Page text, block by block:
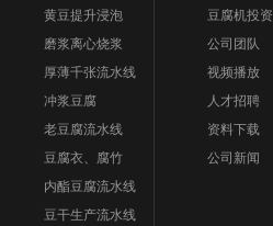
黄豆提升浸泡
磨浆离心烧浆
厚薄千张流水线
冲浆豆腐
老豆腐流水线
豆腐衣、腐竹
内酯豆腐流水线
豆干生产流水线
豆腐机投
公司团队
视频播放
人才招聘
资料下载
公司新闻